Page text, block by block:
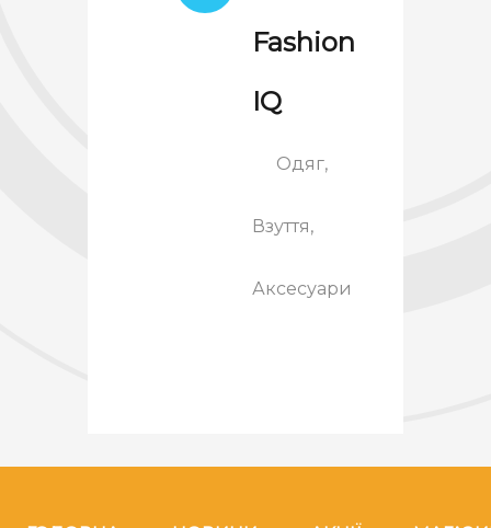
Fashion
IQ
Одяг,
Взуття,
Аксесуари